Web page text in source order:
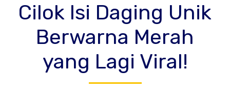
Cilok Isi Daging Unik
Berwarna Merah
yang Lagi Viral!